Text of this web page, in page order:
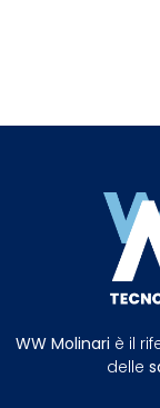
WW Molinari è il
delle